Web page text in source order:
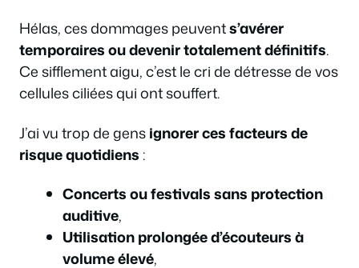
Hélas, ces dommages peuvents’avérer
temporaires ou devenir totalement définitifs.
Ce sifflement aigu, c’est le cri de détresse de vos
cellules ciliées qui ont souffert.
J’ai vu trop de gensignorer ces facteurs de
risque quotidiens :
Concerts ou festivals sans protection
auditive,
Utilisation prolongée d’écouteurs à
volume élevé,